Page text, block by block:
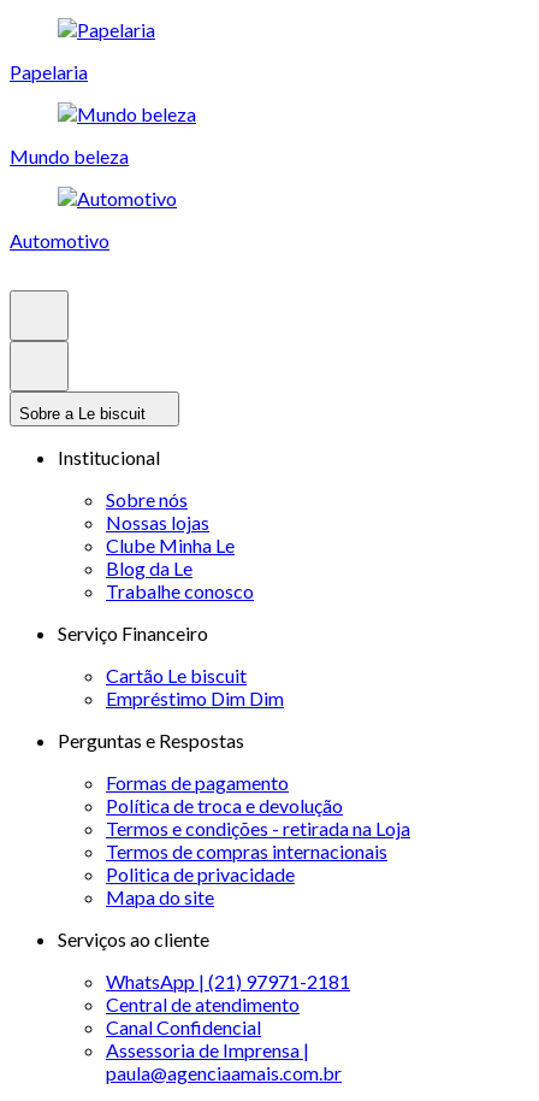
Papelaria
Mundo beleza
Automotivo
Sobre a Le biscuit
Institucional
Sobre nós
Nossas lojas
Clube Minha Le
Blog da Le
Trabalhe conosco
Serviço Financeiro
Cartão Le biscuit
Empréstimo Dim Dim
Perguntas e Respostas
Formas de pagamento
Política de troca e devolução
Termos e condições - retirada na Loja
Termos de compras internacionais
Politica de privacidade
Mapa do site
Serviços ao cliente
WhatsApp | (21) 97971-2181
Central de atendimento
Canal Confidencial
Assessoria de Imprensa |
paula@agenciaamais.com.br